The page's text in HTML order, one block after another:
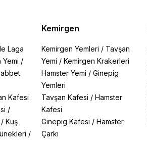
Laga
Yemi /
Kafesi
/
/ Kuş
/
Kemirgen
Kemirgen Yemleri / Tavşan
Yemi / Kemirgen Krakerleri
Hamster Yemi / Ginepig
Yemleri
Tavşan Kafesi / Hamster
Kafesi
Ginepig Kafesi / Hamster
Çarkı